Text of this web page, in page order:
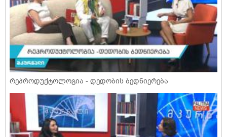
რეპროდუქტოლოგია - დედობის ბედნიერება